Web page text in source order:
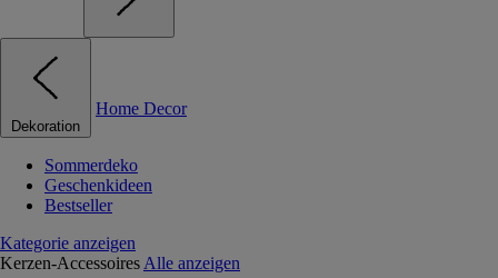
Dekoration
Home Decor
Sommerdeko
Geschenkideen
Bestseller
Kategorie anzeigen
Kerzen-Accessoires Alle anzeigen